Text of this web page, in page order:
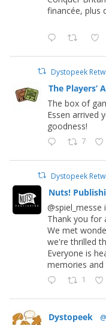
financée, plus
Dystopeek
The Players’
The box of
Essen arrived
goodness!
7
Dystopeek
Nuts!
@spiel_messe
Thank you for
We met
we're thrilled
Everyone is
memories
1
Dystopeek